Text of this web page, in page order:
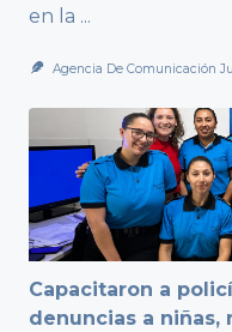
en la ...
Agencia De Comunicación
Capacitaron a
denuncias a niñas,